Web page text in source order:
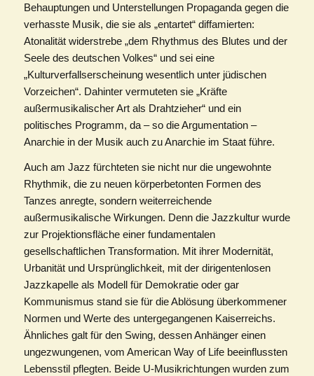
Behauptungen und Unterstellungen Propaganda gegen die
verhasste Musik, die sie als „entartet“ diffamierten:
Atonalität widerstrebe „dem Rhythmus des Blutes und der
Seele des deutschen Volkes“ und sei eine
„Kulturverfallserscheinung wesentlich unter jüdischen
Vorzeichen“. Dahinter vermuteten sie „Kräfte
außermusikalischer Art als Drahtzieher“ und ein
politisches Programm, da – so die Argumentation –
Anarchie in der Musik auch zu Anarchie im Staat führe.
Auch am Jazz fürchteten sie nicht nur die ungewohnte
Rhythmik, die zu neuen körperbetonten Formen des
Tanzes anregte, sondern weiterreichende
außermusikalische Wirkungen. Denn die Jazzkultur wurde
zur Projektionsfläche einer fundamentalen
gesellschaftlichen Transformation. Mit ihrer Modernität,
Urbanität und Ursprünglichkeit, mit der dirigentenlosen
Jazzkapelle als Modell für Demokratie oder gar
Kommunismus stand sie für die Ablösung überkommener
Normen und Werte des untergegangenen Kaiserreichs.
Ähnliches galt für den Swing, dessen Anhänger einen
ungezwungenen, vom American Way of Life beeinflussten
Lebensstil pflegten. Beide U-Musikrichtungen wurden zum